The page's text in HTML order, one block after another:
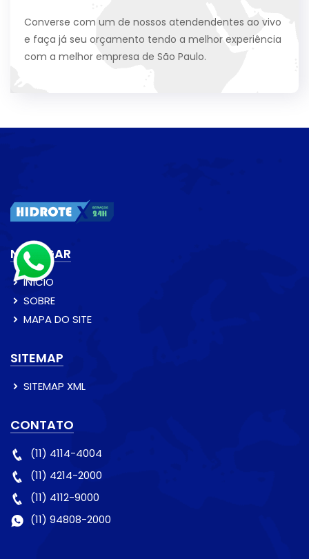
Converse com um de nossos atendendentes ao vivo
e faça já seu orçamento tendo a melhor experiência
com a melhor empresa de São Paulo.
NAVEGAR
INÍCIO
SOBRE
MAPA DO SITE
SITEMAP
SITEMAP XML
CONTATO
(11) 4114-4004
(11) 4214-2000
(11) 4112-9000
(11) 94808-2000